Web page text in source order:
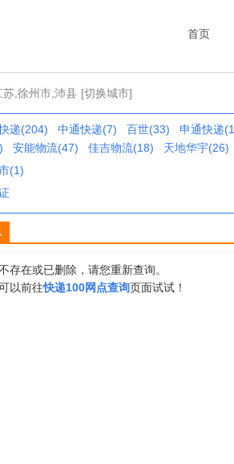
首页
苏,徐州市,沛县 [切换城市]
递(204) 中通快递(7) 百世(33)
申通快递
安能物流(47) 佳吉物流(18)
天地华宇(26)
(1)
存在或已删除，请您重新查询。
以前往快递100网点查询页面试试！